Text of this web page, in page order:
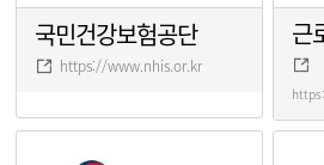
국민건강보험공단
https://www.nhis.or.kr
근